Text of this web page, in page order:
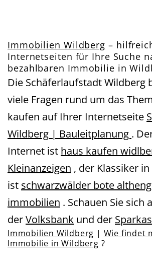
Immobilien Wildberg –
Internetseiten für Ihre Suche
bezahlbaren Immobilie in
Die Schäferlaufstadt Wildberg
viele Fragen rund um das
kaufen auf Ihrer Internetseite
Wildberg | Bauleitplanung .
Internet ist haus kaufen
Kleinanzeigen , der Klassiker
ist schwarzwälder bote
immobilien . Schauen Sie sich
derVolksbank und der
Immobilien Wildberg | Wie findet
Immobilie in Wildberg ?